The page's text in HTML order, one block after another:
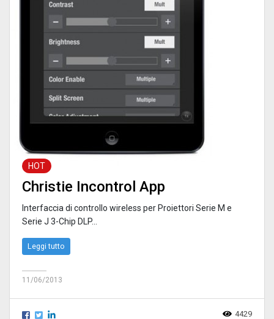
HOT
Christie Incontrol App
Interfaccia di controllo wireless per Proiettori Serie M e
Serie J 3-Chip DLP...
Leggi tutto
11/06/2013
4429